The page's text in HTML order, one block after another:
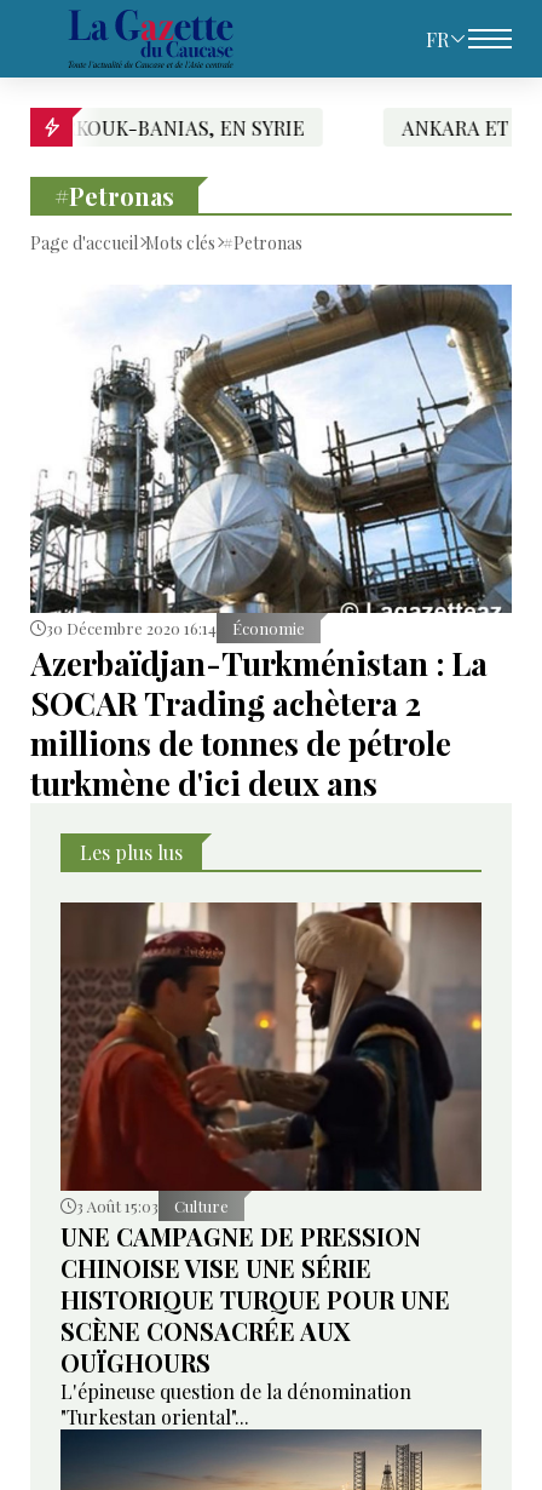
FR
BANIAS, EN SYRIE ANKARA ET BAGDAD
#Petronas
Page d'accueil Mots clés #Petronas
30 Décembre 2020 16:14 Économie
Azerbaïdjan-Turkménistan : La
SOCAR Trading achètera 2
millions de tonnes de pétrole
turkmène d'ici deux ans
Les plus lus
3 Août 15:03 Culture
UNE CAMPAGNE DE PRESSION
CHINOISE VISE UNE SÉRIE
HISTORIQUE TURQUE POUR UNE
SCÈNE CONSACRÉE AUX
OUÏGHOURS
L'épineuse question de la dénomination
"Turkestan oriental"...